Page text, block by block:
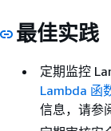
最佳实践
定期监控
Lambda 函
信息，请参